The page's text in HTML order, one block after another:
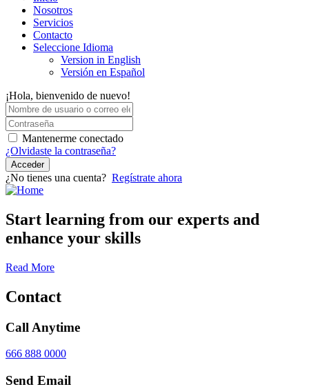
Nosotros
Servicios
Contacto
Seleccione Idioma
Version in English
Versión en Español
¡Hola, bienvenido de nuevo!
Mantenerme conectado
¿Olvidaste la contraseña?
Acceder
¿No tienes una cuenta? Regístrate ahora
Start learning from our experts and
enhance your skills
Read More
Contact
Call Anytime
666 888 0000
Send Email